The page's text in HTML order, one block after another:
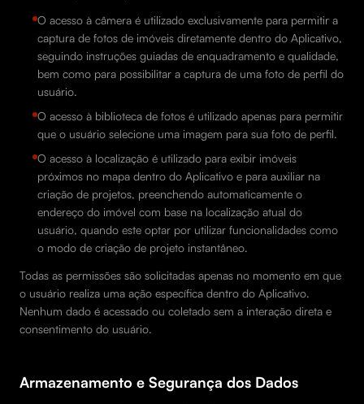
O acesso à câmera é utilizado exclusivamente para permitir a
captura de fotos de imóveis diretamente dentro do Aplicativo,
seguindo instruções guiadas de enquadramento e qualidade,
bem como para possibilitar a captura de uma foto de perfil do
usuário.
O acesso à biblioteca de fotos é utilizado apenas para permitir
que o usuário selecione uma imagem para sua foto de perfil.
O acesso à localização é utilizado para exibir imóveis
próximos no mapa dentro do Aplicativo e para auxiliar na
criação de projetos, preenchendo automaticamente o
endereço do imóvel com base na localização atual do
usuário, quando este optar por utilizar funcionalidades como
o modo de criação de projeto instantâneo.
Todas as permissões são solicitadas apenas no momento em que
o usuário realiza uma ação específica dentro do Aplicativo.
Nenhum dado é acessado ou coletado sem a interação direta e
consentimento do usuário.
Armazenamento e Segurança dos Dados